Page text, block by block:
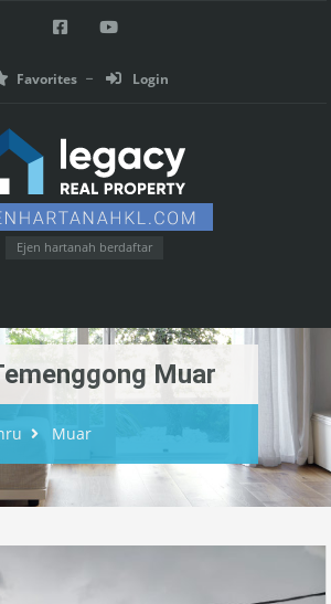
Favorites Login
Ejen hartanah berdaftar
Muar
Muar